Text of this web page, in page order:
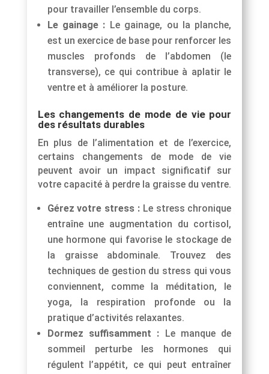
pour travailler l’ensemble du corps.
Le gainage : Le gainage, ou la planche,
est un exercice de base pour renforcer les
muscles profonds de l’abdomen (le
transverse), ce qui contribue à aplatir le
ventre et à améliorer la posture.
Les changements de mode de vie pour
des résultats durables
En plus de l’alimentation et de l’exercice,
certains changements de mode de vie
peuvent avoir un impact significatif sur
votre capacité à perdre la graisse du ventre.
Gérez votre stress : Le stress chronique
entraîne une augmentation du cortisol,
une hormone qui favorise le stockage de
la graisse abdominale. Trouvez des
techniques de gestion du stress qui vous
conviennent, comme la méditation, le
yoga, la respiration profonde ou la
pratique d’activités relaxantes.
Dormez suffisamment : Le manque de
sommeil perturbe les hormones qui
régulent l’appétit, ce qui peut entraîner